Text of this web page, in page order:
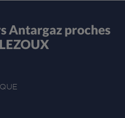
Antargaz proches